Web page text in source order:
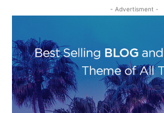
- Advertisment -